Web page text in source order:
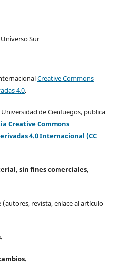
Sur
Creative Commons
4.0.
de Cienfuegos, publica
Creative Commons
4.0 Internacional (CC
sin fines comerciales,
(autores, revista, enlace al artículo